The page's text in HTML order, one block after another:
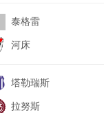
泰格雷
河床
塔勒瑞斯
拉努斯